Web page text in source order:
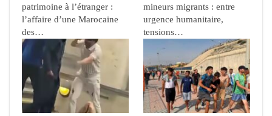
patrimoine à l’étranger :
l’affaire d’une Marocaine
des…
mineurs migrants : entre
urgence humanitaire,
tensions…